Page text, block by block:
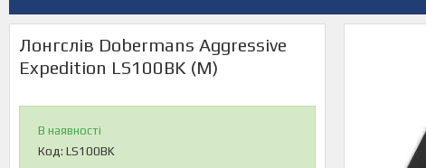
Лонгслів Dobermans Aggressive
Expedition LS100BK (M)
В наявності
Код: LS100BK